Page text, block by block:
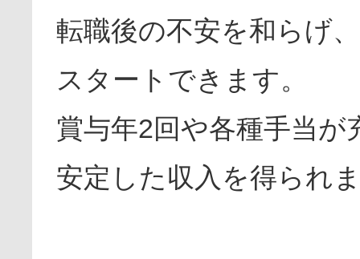
転職後の不安を和らげ
スタートできます。
賞与年2回や各種手当が
安定した収入を得られ